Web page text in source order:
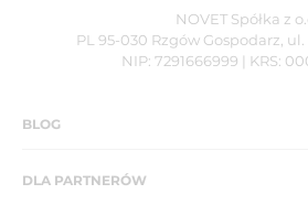
NOVET Spółka z
PL 95-030 Rzgów Gospodarz,
NIP: 7291666999 | KRS:
BLOG
DLA PARTNERÓW